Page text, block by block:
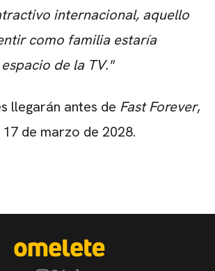
internacional, aquello
como familia estaría
de la TV."
llegarán antes de Fast Forever,
de marzo de 2028.